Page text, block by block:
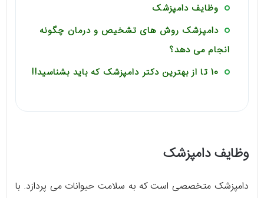
وظایف دامپزشک
دامپزشک روش های تشخیص و درمان چگونه
انجام می دهد؟
10 تا از بهترین دکتر دامپزشک که باید بشناسید!!
وظایف دامپزشک
دامپزشک متخصصی است که به سلامت حیوانات می پردازد. با